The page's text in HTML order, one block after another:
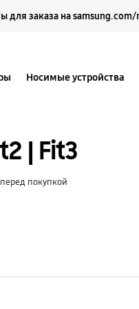
для заказа на samsung.com/
Носимые устройства
| Fit3
покупкой